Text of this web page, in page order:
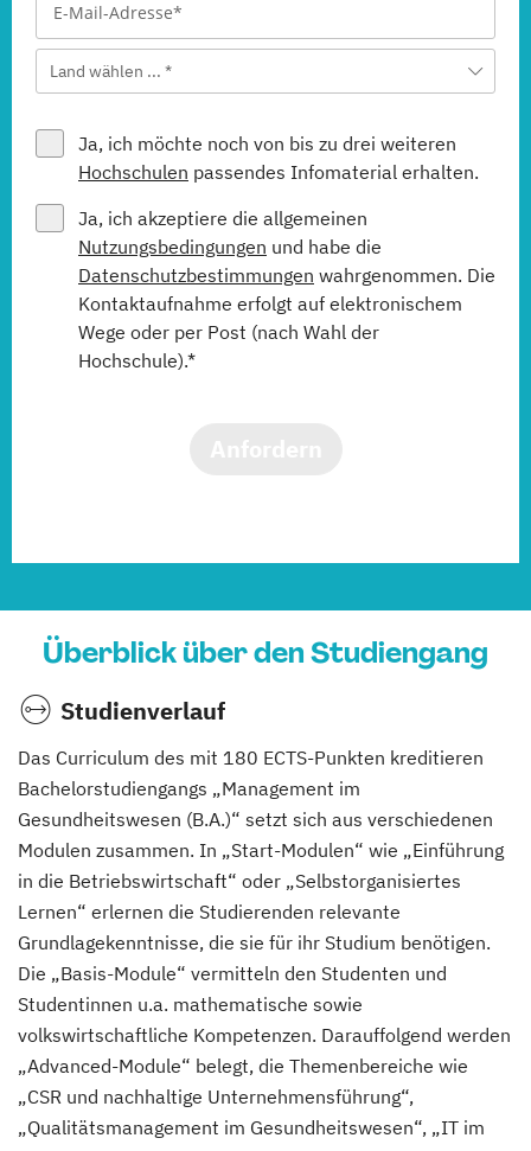
Land wählen ... *
Ja, ich möchte noch von bis zu drei weiteren
Hochschulen passendes Infomaterial erhalten.
Ja, ich akzeptiere die allgemeinen
Nutzungsbedingungen und habe die
Datenschutzbestimmungen wahrgenommen. Die
Kontaktaufnahme erfolgt auf elektronischem
Wege oder per Post (nach Wahl der
Hochschule).*
Überblick über den Studiengang
Studienverlauf
Das Curriculum des mit 180 ECTS-Punkten kreditieren
Bachelorstudiengangs „Management im
Gesundheitswesen (B.A.)“ setzt sich aus verschiedenen
Modulen zusammen. In „Start-Modulen“ wie „Einführung
in die Betriebswirtschaft“ oder „Selbstorganisiertes
Lernen“ erlernen die Studierenden relevante
Grundlagekenntnisse, die sie für ihr Studium benötigen.
Die „Basis-Module“ vermitteln den Studenten und
Studentinnen u.a. mathematische sowie
volkswirtschaftliche Kompetenzen. Darauffolgend werden
„Advanced-Module“ belegt, die Themenbereiche wie
„CSR und nachhaltige Unternehmensführung“,
„Qualitätsmanagement im Gesundheitswesen“, „IT im